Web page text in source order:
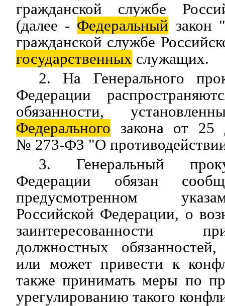
гражданской службе
(далее - Федеральный
гражданской службе
государственных служащих.
2. На Генерального
Федерации
обязанности,
Федерального закона от 25
№ 273-ФЗ "О
3. Генеральный
Федерации обязан
предусмотренном
Российской Федерации, о
заинтересованности
должностных
или может привести к
также принимать меры по
урегулированию такого